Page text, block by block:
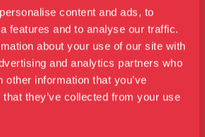
content and ads, to
features and to analyse our traffic.
about your use of our site with
and analytics partners who
other information that you’ve
they’ve collected from your use
Besøg os
Udstillinger